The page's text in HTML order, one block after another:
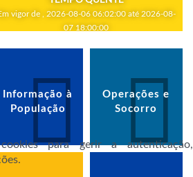
vigor de , 2026-08-06 06:02:00 até 2026-08-
07 18:00:00
Informação à
População
Operações e
Socorro
para gerir a autenticação,